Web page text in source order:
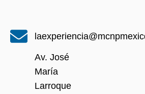
Av. José
María
Larroque